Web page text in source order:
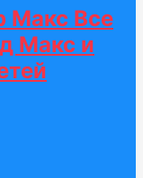
Макс Все
Макс и